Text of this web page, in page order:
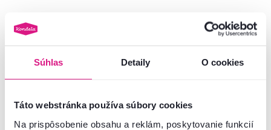
Súhlas Detaily O cookies
Táto webstránka používa súbory cookies
Na prispôsobenie obsahu a reklám, poskytovanie funkcií